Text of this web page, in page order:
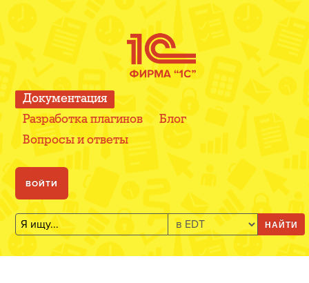
Документация
Разработка плагинов
Блог
Вопросы и ответы
ВОЙТИ
НАЙТИ